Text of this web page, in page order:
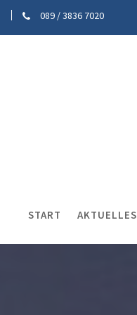
089 / 3836 7020
START AKTUELLES